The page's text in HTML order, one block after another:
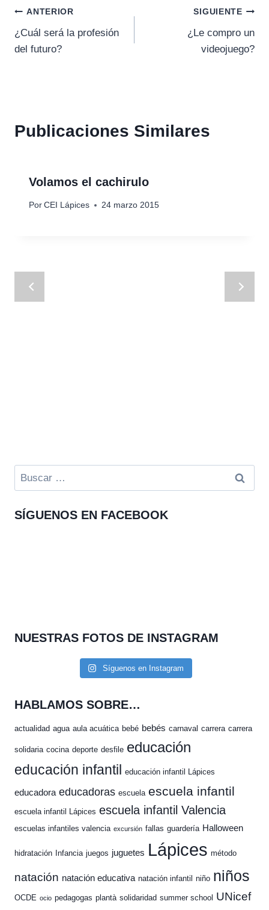
Navegación
de
ANTERIOR
¿Cuál será la profesión
del futuro?
SIGUIENTE
¿Le compro un
videojuego?
Publicaciones Similares
Volamos el cachirulo
Por CEI Lápices 24 marzo 2015
Buscar:
SÍGUENOS EN FACEBOOK
NUESTRAS FOTOS DE INSTAGRAM
Síguenos en Instagram
HABLAMOS SOBRE…
actualidad agua aula acuática bebé bebés carnaval carrera carrera
solidaria cocina deporte desfile educación
educación infantil educación infantil Lápices
educadora educadoras escuela escuela infantil
escuela infantil Lápices escuela infantil Valencia
escuelas infantiles valencia excursión fallas guardería Halloween
hidratación Infancia juegos juguetes Lápices método
natación natación educativa natación infantil niño niños
OCDE ocio pedagogas plantà solidaridad summer school UNicef